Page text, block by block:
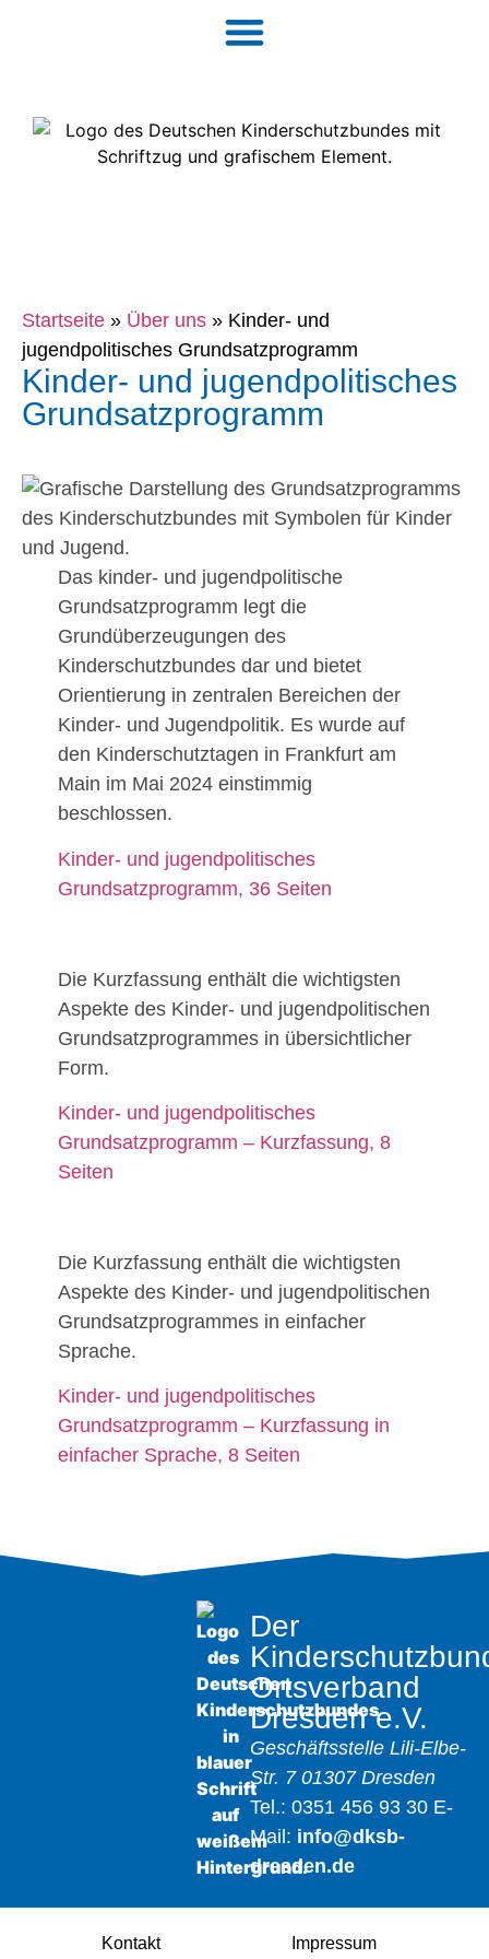
Startseite » Über uns » Kinder- und
jugendpolitisches Grundsatzprogramm
Kinder- und jugendpolitisches
Grundsatzprogramm
Das kinder- und jugendpolitische
Grundsatzprogramm legt die
Grundüberzeugungen des
Kinderschutzbundes dar und bietet
Orientierung in zentralen Bereichen der
Kinder- und Jugendpolitik. Es wurde auf
den Kinderschutztagen in Frankfurt am
Main im Mai 2024 einstimmig
beschlossen.
Kinder- und jugendpolitisches
Grundsatzprogramm, 36 Seiten
Die Kurzfassung enthält die wichtigsten
Aspekte des Kinder- und jugendpolitischen
Grundsatzprogrammes in übersichtlicher
Form.
Kinder- und jugendpolitisches
Grundsatzprogramm – Kurzfassung, 8
Seiten
Die Kurzfassung enthält die wichtigsten
Aspekte des Kinder- und jugendpolitischen
Grundsatzprogrammes in einfacher
Sprache.
Kinder- und jugendpolitisches
Grundsatzprogramm – Kurzfassung in
einfacher Sprache, 8 Seiten
Der
Ortsverband
Dresden e.V.
Geschäftsstelle Lili-Elbe-
Str. 7 01307 Dresden
Tel.: 0351 456 93 30 E-
Mail: info@dksb-
dresden.de
Kontakt Impressum